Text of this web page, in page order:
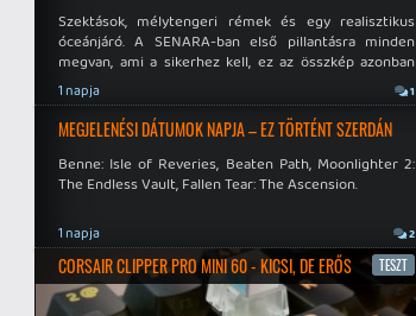
Szektások, mélytengeri rémek és egy realisztikus
óceánjáró. A SENARA-ban első pillantásra minden
megvan, ami a sikerhez kell, ez az összkép azonban
becsapós.
1 napja 1
MEGJELENÉSI DÁTUMOK NAPJA – EZ TÖRTÉNT SZERDÁN
Benne: Isle of Reveries, Beaten Path, Moonlighter 2:
The Endless Vault, Fallen Tear: The Ascension.
1 napja 2
CORSAIR CLIPPER PRO MINI 60 - KICSI, DE ERŐS TESZT